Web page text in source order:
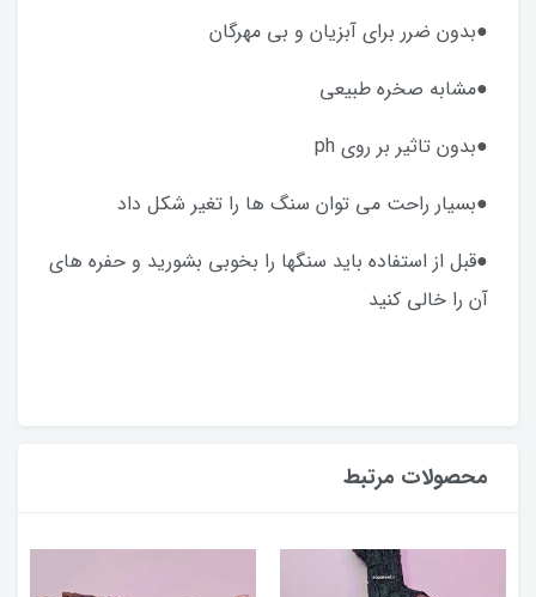
●بدون ضرر برای آبزیان و بی مهرگان
●مشابه صخره طبیعی
●بدون تاثیر بر روی ph
●بسیار راحت می توان سنگ ها را تغیر شکل داد
●قبل از استفاده باید سنگها را بخوبی بشورید و حفره های
آن را خالی کنید
محصولات مرتبط